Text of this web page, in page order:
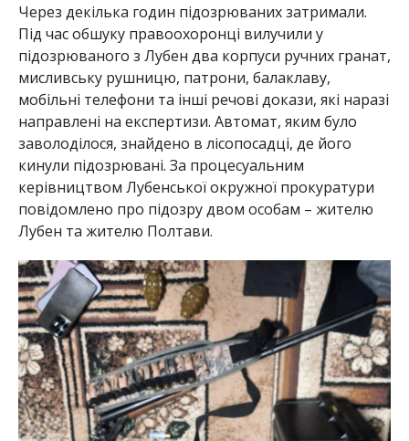
Через декілька годин підозрюваних затримали.
Під час обшуку правоохоронці вилучили у
підозрюваного з Лубен два корпуси ручних гранат,
мисливську рушницю, патрони, балаклаву,
мобільні телефони та інші речові докази, які наразі
направлені на експертизи. Автомат, яким було
заволоділося, знайдено в лісопосадці, де його
кинули підозрювані. За процесуальним
керівництвом Лубенської окружної прокуратури
повідомлено про підозру двом особам – жителю
Лубен та жителю Полтави.